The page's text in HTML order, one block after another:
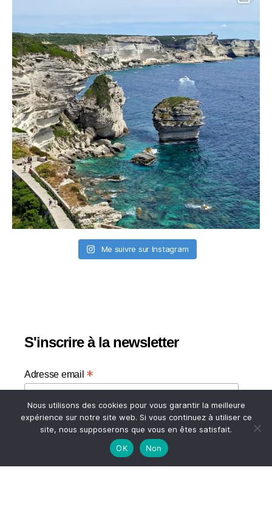
Me suivre sur Instagram
S'inscrire à la newsletter
Adresse email *
Votre adresse email
Nous utilisons des cookies pour vous garantir la meilleure
expérience sur notre site web. Si vous continuez à utiliser ce
site, nous supposerons que vous en êtes satisfait.
OK
Non